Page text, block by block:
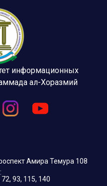
информационных
ал-Хоразмий
Амира Темура 108
93, 115, 140